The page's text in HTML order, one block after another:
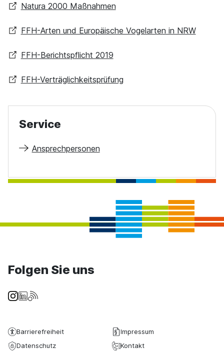
Natura 2000 Maßnahmen
FFH-Arten und Europäische Vogelarten in NRW
FFH-Berichtspflicht 2019
FFH-Verträglichkeitsprüfung
Service
Ansprechpersonen
Folgen Sie uns
Barrierefreiheit
Impressum
Datenschutz
Kontakt